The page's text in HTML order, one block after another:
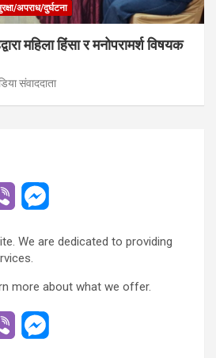
अपराध/दुर्घटना
महिला हिंसा र मनोपरामर्श विषयक
संवाददाता
We are dedicated to providing
more about what we offer.